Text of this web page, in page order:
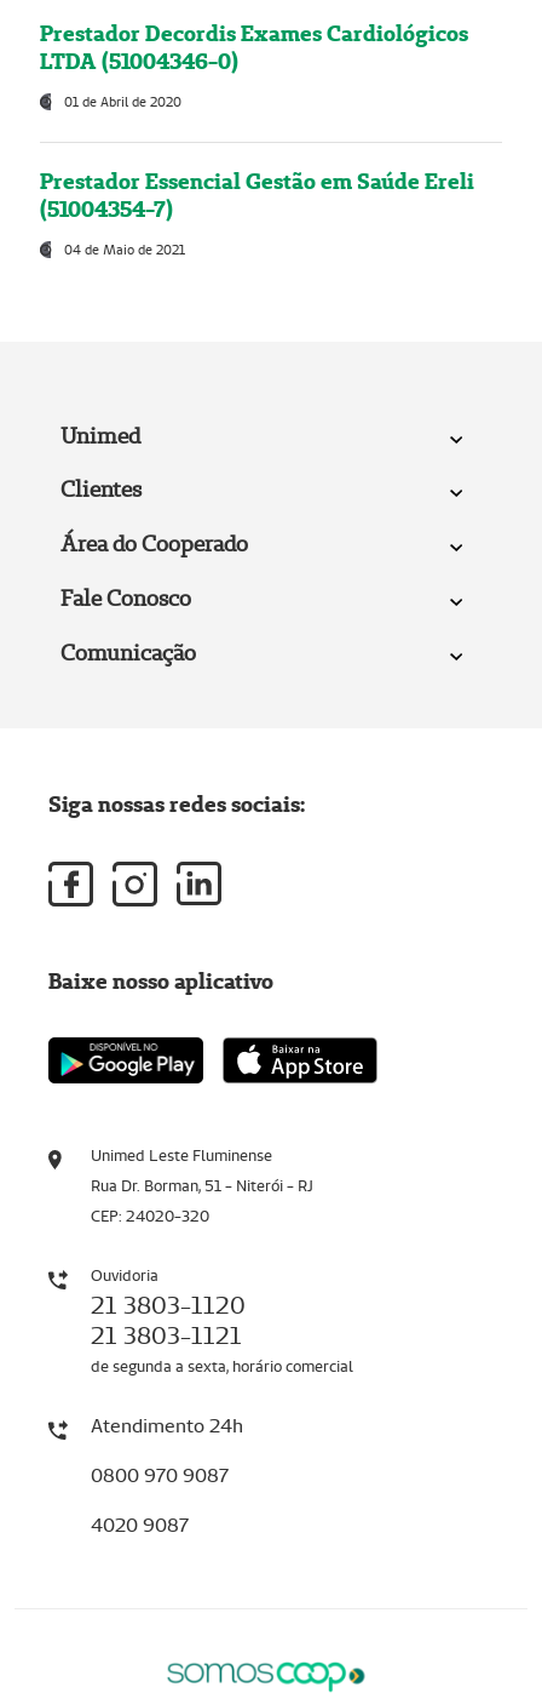
Prestador Decordis Exames Cardiológicos
LTDA (51004346-0)
01 de Abril de 2020
Prestador Essencial Gestão em Saúde Ereli
(51004354-7)
04 de Maio de 2021
Unimed
Clientes
Área do Cooperado
Fale Conosco
Comunicação
Unimed Leste Fluminense
Rua Dr. Borman, 51 - Niterói - RJ
CEP: 24020-320
Ouvidoria
21 3803-1120
21 3803-1121
de segunda a sexta, horário comercial
Atendimento 24h
0800 970 9087
4020 9087
Siga nossas redes sociais:
Baixe nosso aplicativo